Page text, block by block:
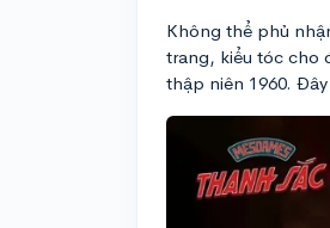
Không thể phủ
trang, kiểu tóc cho
thập niên 1960.